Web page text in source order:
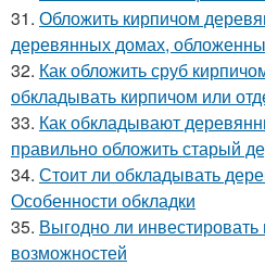
31. Обложить кирпичом
деревянных домах,
32. Как обложить сруб
обкладывать кирпичом или
33. Как обкладывают
правильно обложить старый
34. Стоит ли обкладывать
Особенности обкладки
35. Выгодно ли
возможностей